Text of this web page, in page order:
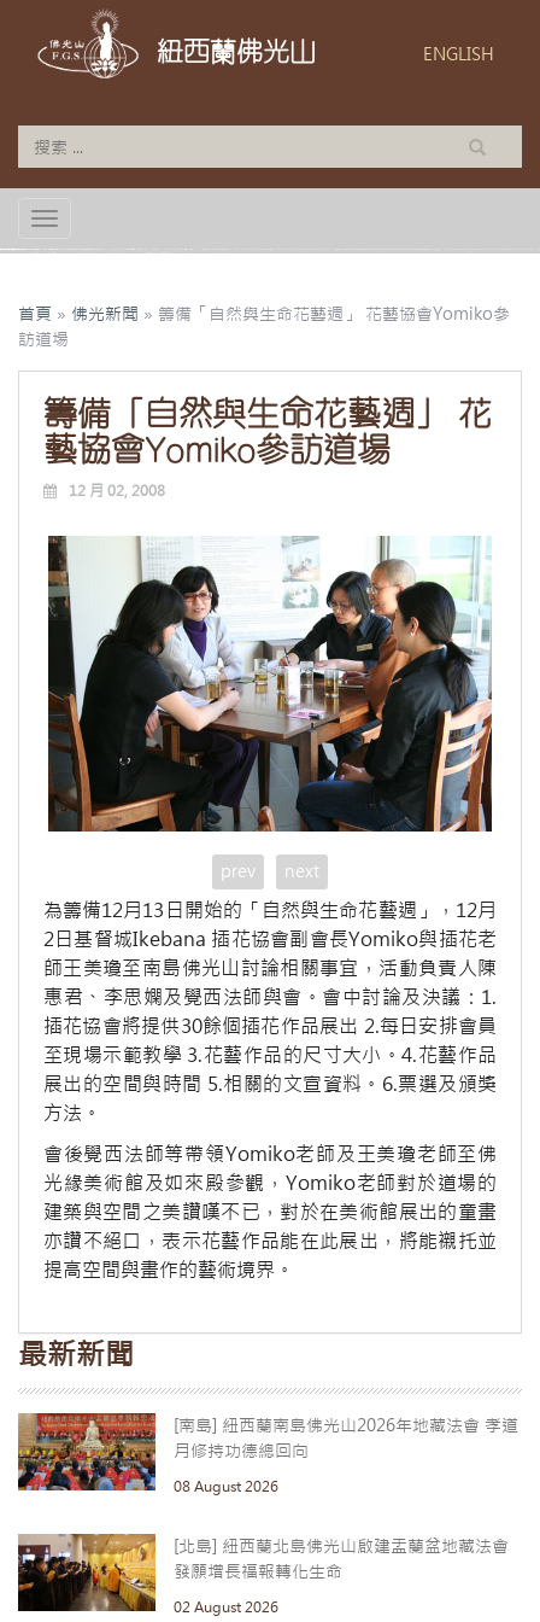
紐西蘭佛光山 ENGLISH
TOGGLE NAVIGATION
首頁 » 佛光新聞 » 籌備「自然與生命花藝週」 花藝協會Yomiko參
訪道場
籌備「自然與生命花藝週」 花
藝協會Yomiko參訪道場
12 月 02, 2008
prev next
為籌備12月13日開始的「自然與生命花藝週」，12月
2日基督城Ikebana 插花協會副會長Yomiko與插花老
師王美瓊至南島佛光山討論相關事宜，活動負責人陳
惠君、李思嫻及覺西法師與會。會中討論及決議：1.
插花協會將提供30餘個插花作品展出 2.每日安排會員
至現場示範教學 3.花藝作品的尺寸大小。4.花藝作品
展出的空間與時間 5.相關的文宣資料。6.票選及頒獎
方法。
會後覺西法師等帶領Yomiko老師及王美瓊老師至佛
光緣美術館及如來殿參觀，Yomiko老師對於道場的
建築與空間之美讚嘆不已，對於在美術館展出的童畫
亦讚不絕口，表示花藝作品能在此展出，將能襯托並
提高空間與畫作的藝術境界。
最新新聞
[南島] 紐西蘭南島佛光山2026年地藏法會 孝道
月修持功德總回向
08 August 2026
[北島] 紐西蘭北島佛光山啟建盂蘭盆地藏法會
發願增長福報轉化生命
02 August 2026